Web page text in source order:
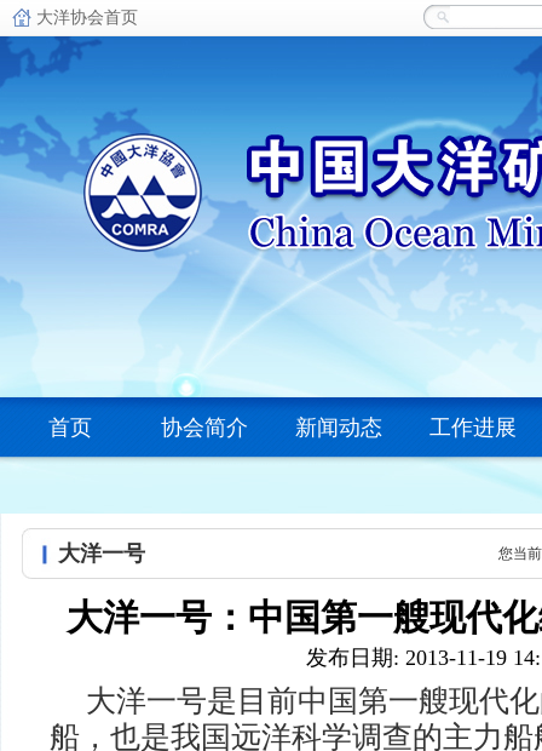
首页 协会简介 新闻动态 工作进展
大洋一号 您当
大洋一号：中国第一艘现代
发布日期: 2013-11-19
大洋一号是目前中国第一艘现代
船，也是我国远洋科学调查的主力船